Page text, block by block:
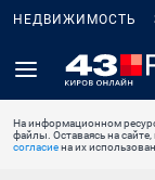
НЕДВИЖИМОСТЬ
На информационном
файлы. Оставаясь на
согласиена их